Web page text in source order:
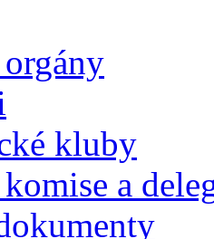
kluby
a